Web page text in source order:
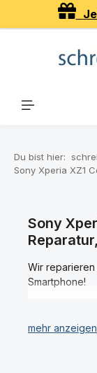
Zum Hauptinhalt
Du bist hier:
Sony Xperia XZ1
Sony
Wir reparieren
Smartphone!
compact